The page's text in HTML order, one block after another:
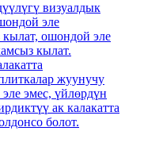
визуалдык
эле
кылат, ошондой эле
кылат.
жуунучу
эмес, үйлөрдүн
ак калакатта
болот.